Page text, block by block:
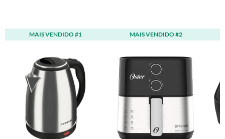
MAIS VENDIDO #1 MAIS VENDIDO #2